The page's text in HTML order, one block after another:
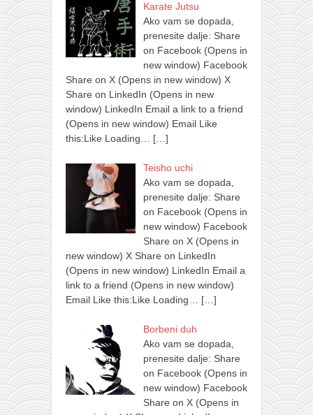
Karate Jutsu
Ako vam se dopada,
prenesite dalje: Share
on Facebook (Opens in
new window) Facebook
Share on X (Opens in new window) X
Share on LinkedIn (Opens in new
window) LinkedIn Email a link to a friend
(Opens in new window) Email Like
this:Like Loading…
[…]
Teisho uchi
Ako vam se dopada,
prenesite dalje: Share
on Facebook (Opens in
new window) Facebook
Share on X (Opens in
new window) X Share on LinkedIn
(Opens in new window) LinkedIn Email a
link to a friend (Opens in new window)
Email Like this:Like Loading…
[…]
Borbeni duh
Ako vam se dopada,
prenesite dalje: Share
on Facebook (Opens in
new window) Facebook
Share on X (Opens in